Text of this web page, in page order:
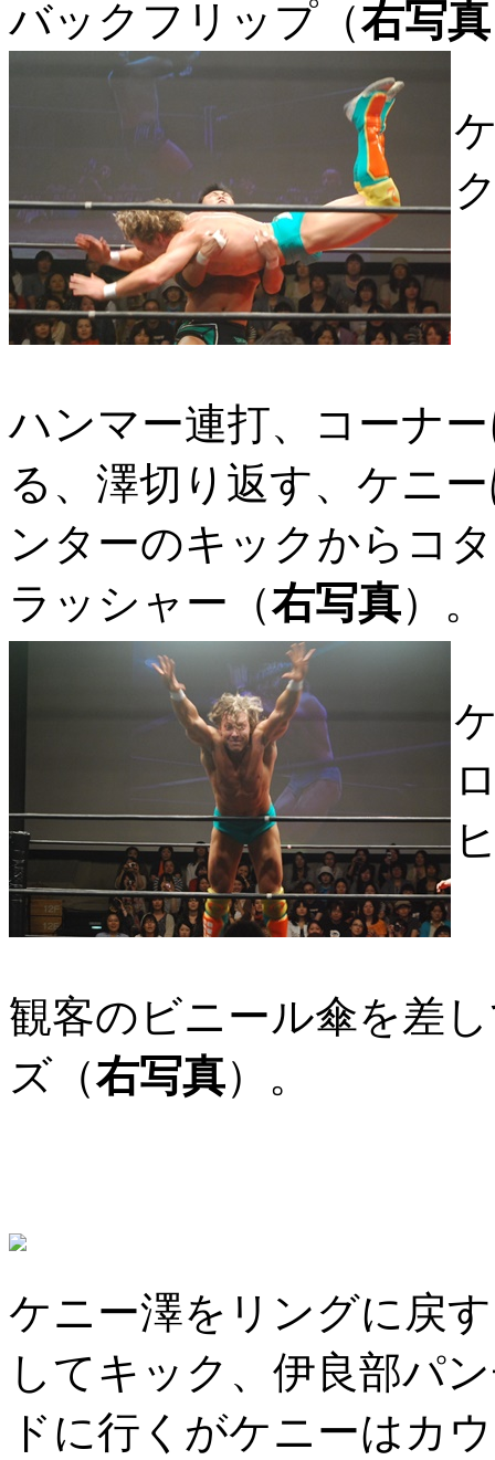
バックフリップ（右写真
ハンマー連打、コーナ
る、澤切り返す、ケニ
ンターのキックからコ
ラッシャー（右写真）。
観客のビニール傘を差
ズ（右写真）。
ケニー澤をリングに戻
してキック、伊良部パ
ドに行くがケニーはカ